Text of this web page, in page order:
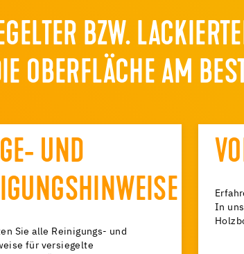
BZW.
OBERFLÄCHE AM
UND
Sie alle Reinigungs- und
für versiegelte
In